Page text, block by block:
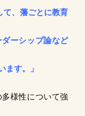
て、藩ごとに教育
ーシップ論など
ます。」
様性について強